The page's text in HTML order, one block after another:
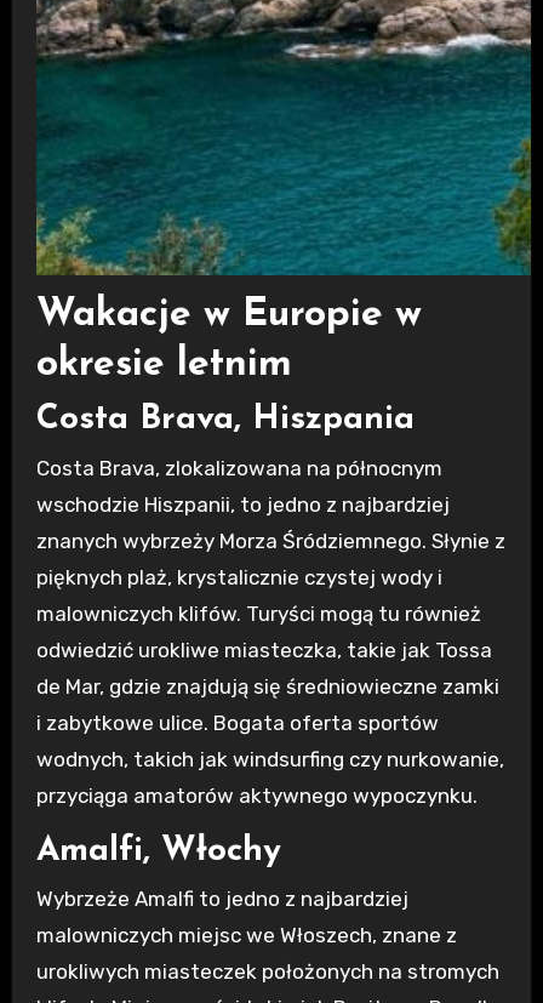
Wakacje w Europie w
okresie letnim
Costa Brava, Hiszpania
Costa Brava, zlokalizowana na północnym
wschodzie Hiszpanii, to jedno z najbardziej
znanych wybrzeży Morza Śródziemnego. Słynie z
pięknych plaż, krystalicznie czystej wody i
malowniczych klifów. Turyści mogą tu również
odwiedzić urokliwe miasteczka, takie jak Tossa
de Mar, gdzie znajdują się średniowieczne zamki
i zabytkowe ulice. Bogata oferta sportów
wodnych, takich jak windsurfing czy nurkowanie,
przyciąga amatorów aktywnego wypoczynku.
Amalfi, Włochy
Wybrzeże Amalfi to jedno z najbardziej
malowniczych miejsc we Włoszech, znane z
urokliwych miasteczek położonych na stromych